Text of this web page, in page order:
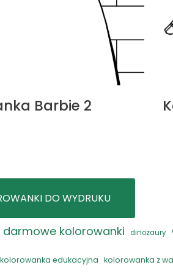
Barbie 2
DO WYDRUKU
darmowe kolorowanki dinozaury
kolorowanka edukacyjna kolorowanka z